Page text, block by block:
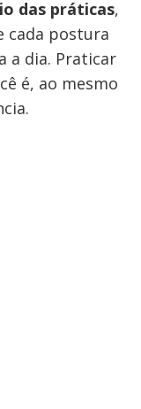
das práticas,
cada postura
a dia. Praticar
é, ao mesmo